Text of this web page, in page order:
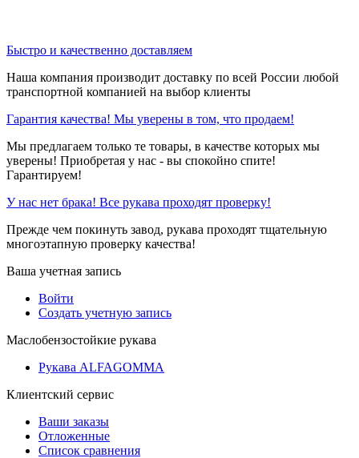
Быстро и качественно доставляем
Наша компания производит доставку по всей России любой
транспортной компанией на выбор клиенты
Гарантия качества! Мы уверены в том, что продаем!
Мы предлагаем только те товары, в качестве которых мы
уверены! Приобретая у нас - вы спокойно спите!
Гарантируем!
У нас нет брака! Все рукава проходят проверку!
Прежде чем покинуть завод, рукава проходят тщательную
многоэтапную проверку качества!
Ваша учетная запись
Войти
Создать учетную запись
Маслобензостойкие рукава
Рукава ALFAGOMMA
Клиентский сервис
Ваши заказы
Отложенные
Список сравнения